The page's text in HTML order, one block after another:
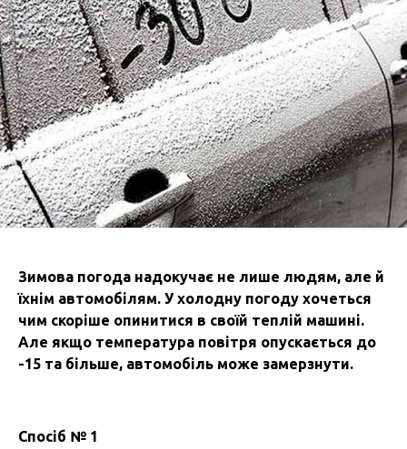
Зимова погода надокучає не лише людям, але й
їхнім автомобілям. У холодну погоду хочеться
чим скоріше опинитися в своїй теплій машині.
Але якщо температура повітря опускається до
-15 та більше, автомобіль може замерзнути.
Спосіб № 1